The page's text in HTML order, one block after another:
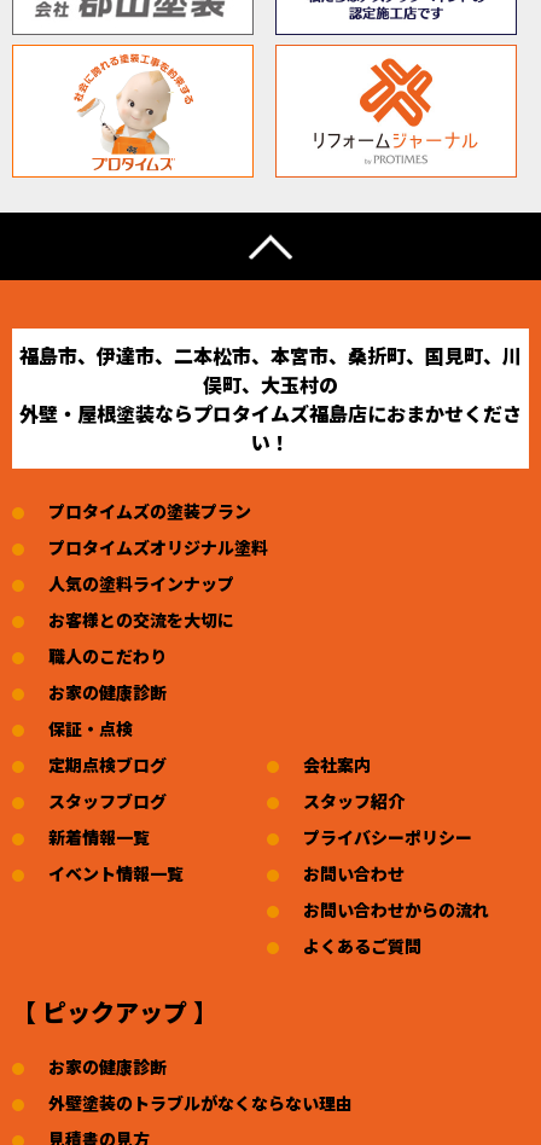
福島市、伊達市、二本松市、本宮市、桑折町、国見町、川
俣町、大玉村の
外壁・屋根塗装ならプロタイムズ福島店におまかせくださ
い！
プロタイムズの塗装プラン
プロタイムズオリジナル塗料
人気の塗料ラインナップ
お客様との交流を大切に
職人のこだわり
お家の健康診断
保証・点検
定期点検ブログ
スタッフブログ
新着情報一覧
イベント情報一覧
会社案内
スタッフ紹介
プライバシーポリシー
お問い合わせ
お問い合わせからの流れ
よくあるご質問
【 ピックアップ 】
お家の健康診断
外壁塗装のトラブルがなくならない理由
見積書の見方